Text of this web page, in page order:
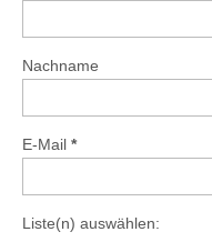
Nachname
E-Mail *
Liste(n) auswählen: